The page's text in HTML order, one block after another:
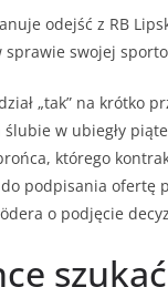
odejść z RB
swojej
„tak” na krótko
w ubiegły
którego
podpisania ofertę
o podjęcie